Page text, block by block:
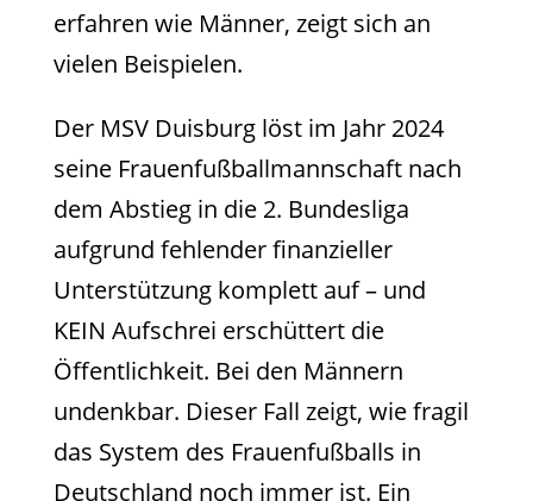
erfahren wie Männer, zeigt sich an
vielen Beispielen.
Der MSV Duisburg löst im Jahr 2024
seine Frauenfußballmannschaft nach
dem Abstieg in die 2. Bundesliga
aufgrund fehlender finanzieller
Unterstützung komplett auf – und
KEIN Aufschrei erschüttert die
Öffentlichkeit. Bei den Männern
undenkbar. Dieser Fall zeigt, wie fragil
das System des Frauenfußballs in
Deutschland noch immer ist. Ein